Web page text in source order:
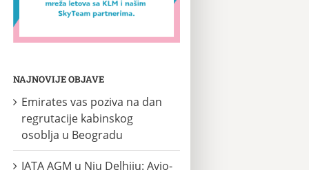
NAJNOVIJE OBJAVE
Emirates vas poziva na dan
regrutacije kabinskog
osoblja u Beogradu
IATA AGM u Nju Delhiju: Avio-